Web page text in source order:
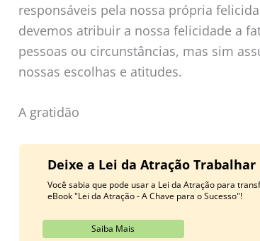
responsáveis pela nossa própria
devemos atribuir a nossa felicidade a
pessoas ou circunstâncias, mas sim
nossas escolhas e atitudes.
A gratidão
Deixe a Lei da Atração Trabalhar
Você sabia que pode usar a Lei da Atração para
eBook "Lei da Atração - A Chave para o Sucesso"!
Saiba Mais